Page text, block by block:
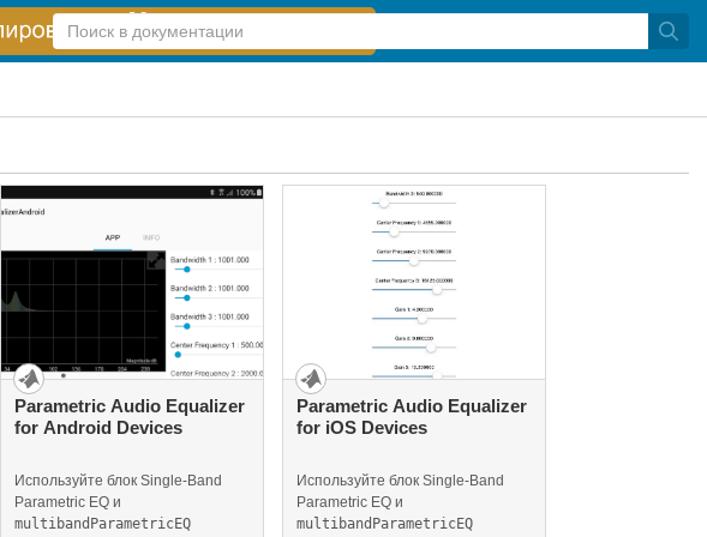
Справка
по
Parametric Audio Equalizer
for Android Devices
Используйте блок Single-Band
Parametric EQ и
multibandParametricEQ
Parametric Audio Equalizer
for iOS Devices
Используйте блок Single-Band
Parametric EQ и
multibandParametricEQ